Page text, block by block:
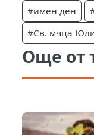
#имен ден
#Св. мчца
Още от